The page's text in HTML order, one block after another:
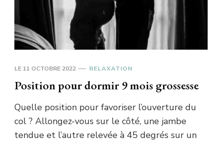
LE 11 OCTOBRE 2022 RELAXATION
Position pour dormir 9 mois grossesse
Quelle position pour favoriser l’ouverture du
col ? Allongez-vous sur le côté, une jambe
tendue et l’autre relevée à 45 degrés sur un